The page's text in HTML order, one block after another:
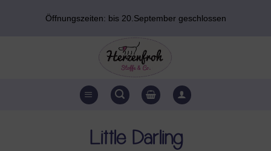
Öffnungszeiten: bis 20.September geschlossen
Little Darling